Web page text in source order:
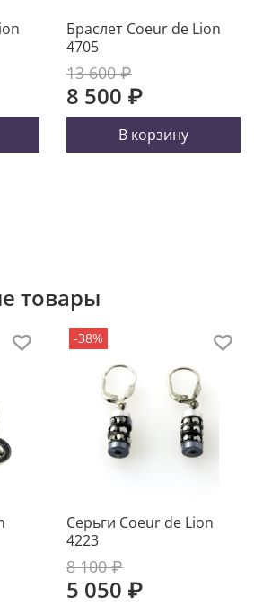
Браслет Coeur de Lion
4705
13 600 ₽
8 500 ₽
В корзину
товары
-38%
Серьги Coeur de Lion
4223
8 100 ₽
5 050 ₽